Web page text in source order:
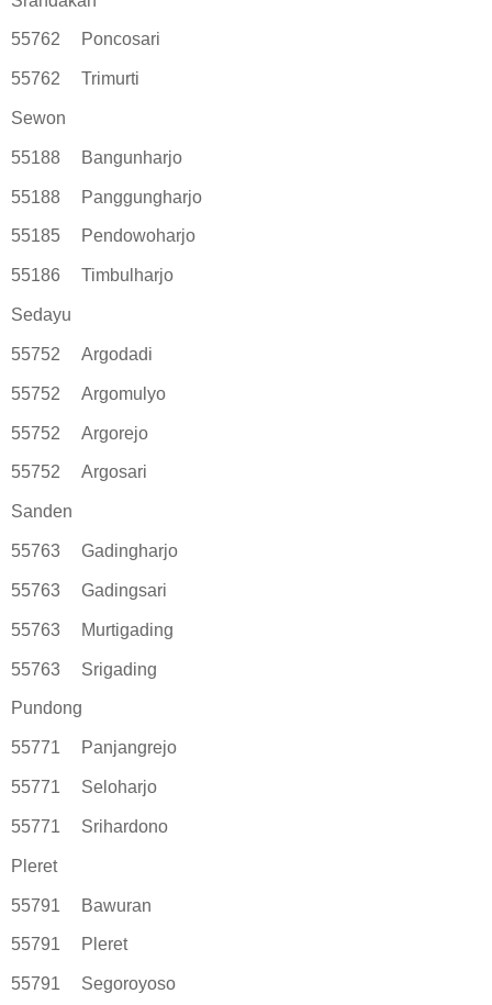
55762 Poncosari
55762 Trimurti
Sewon
55188 Bangunharjo
55188 Panggungharjo
55185 Pendowoharjo
55186 Timbulharjo
Sedayu
55752 Argodadi
55752 Argomulyo
55752 Argorejo
55752 Argosari
Sanden
55763 Gadingharjo
55763 Gadingsari
55763 Murtigading
55763 Srigading
Pundong
55771 Panjangrejo
55771 Seloharjo
55771 Srihardono
Pleret
55791 Bawuran
55791 Pleret
55791 Segoroyoso